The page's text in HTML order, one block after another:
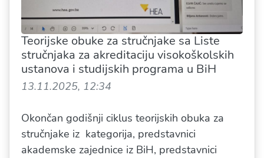
Teorijske obuke za stručnjake sa Liste
stručnjaka za akreditaciju visokoškolskih
ustanova i studijskih programa u BiH
13.11.2025, 12:34
Okončan godišnji ciklus teorijskih obuka za
stručnjake iz kategorija, predstavnici
akademske zajednice iz BiH, predstavnici